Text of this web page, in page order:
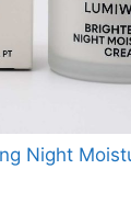
Night